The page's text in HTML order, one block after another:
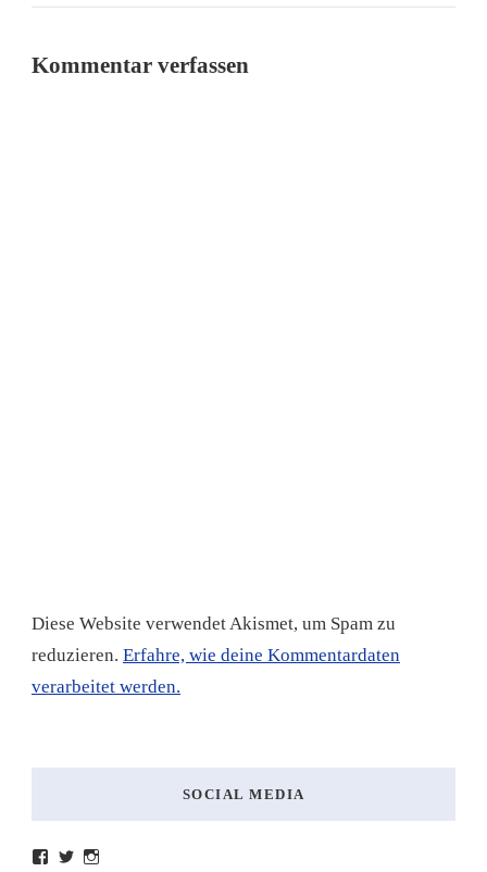
Kommentar verfassen
Diese Website verwendet Akismet, um Spam zu
reduzieren. Erfahre, wie deine Kommentardaten
verarbeitet werden.
SOCIAL MEDIA
ProfilProfil